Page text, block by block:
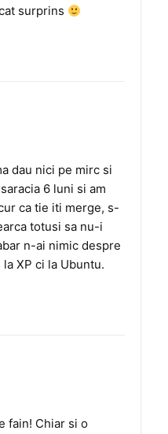
surprins
dau nici pe mirc si
6 luni si am
ca tie iti merge, s-
totusi sa nu-i
n-ai nimic despre
XP ci la Ubuntu.
fain! Chiar si o